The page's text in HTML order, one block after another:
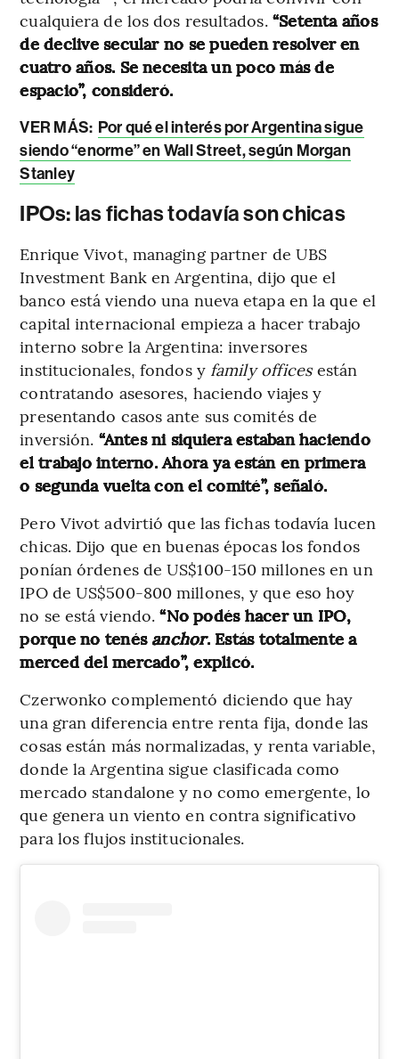
cualquiera de los dos resultados. “Setenta años
de declive secular no se pueden resolver en
cuatro años. Se necesita un poco más de
espacio”, consideró.
VER MÁS: Por qué el interés por Argentina sigue
siendo “enorme” en Wall Street, según Morgan
Stanley
IPOs: las fichas todavía son chicas
Enrique Vivot, managing partner de UBS
Investment Bank en Argentina, dijo que el
banco está viendo una nueva etapa en la que el
capital internacional empieza a hacer trabajo
interno sobre la Argentina: inversores
institucionales, fondos y family officesestán
contratando asesores, haciendo viajes y
presentando casos ante sus comités de
inversión. “Antes ni siquiera estaban haciendo
el trabajo interno. Ahora ya están en primera
o segunda vuelta con el comité”, señaló.
Pero Vivot advirtió que las fichas todavía lucen
chicas. Dijo que en buenas épocas los fondos
ponían órdenes de US$100-150 millones en un
IPO de US$500-800 millones, y que eso hoy
no se está viendo.“No podés hacer un IPO,
porque no tenés anchor. Estás totalmente a
merced del mercado”, explicó.
Czerwonko complementó diciendo que hay
una gran diferencia entre renta fija, donde las
cosas están más normalizadas, y renta variable,
donde la Argentina sigue clasificada como
mercado standalone y no como emergente, lo
que genera un viento en contra significativo
para los flujos institucionales.